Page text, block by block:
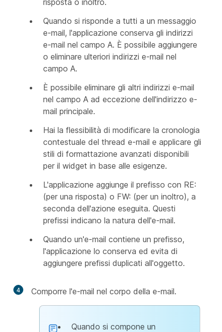
risposta o inoltro.
Quando si risponde a tutti a un messaggio
e-mail, l'applicazione conserva gli indirizzi
e-mail nel campo A. È possibile aggiungere
o eliminare ulteriori indirizzi e-mail nel
campo A.
È possibile eliminare gli altri indirizzi e-mail
nel campo A ad eccezione dell'indirizzo e-
mail principale.
Hai la flessibilità di modificare la cronologia
contestuale del thread e-mail e applicare gli
stili di formattazione avanzati disponibili
per il widget in base alle esigenze.
L'applicazione aggiunge il prefisso con RE:
(per una risposta) o FW: (per un inoltro), a
seconda dell'azione eseguita. Questi
prefissi indicano la natura dell'e-mail.
Quando un'e-mail contiene un prefisso,
l'applicazione lo conserva ed evita di
aggiungere prefissi duplicati all'oggetto.
4 Comporre l'e-mail nel corpo della e-mail.
Quando si compone un